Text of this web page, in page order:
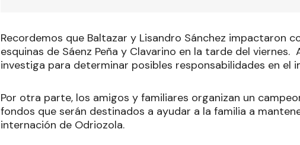
Recordemos que Baltazar y Lisandro Sánchez impactaron
esquinas de Sáenz Peña y Clavarino en la tarde del viernes.
investiga para determinar posibles responsabilidades en el
Por otra parte, los amigos y familiares organizan un
fondos que serán destinados a ayudar a la familia a
internación de Odriozola.